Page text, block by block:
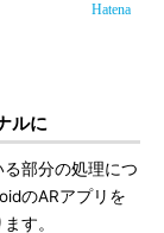
Hatena
ルに
部分の処理につ
のARアプリを
す。